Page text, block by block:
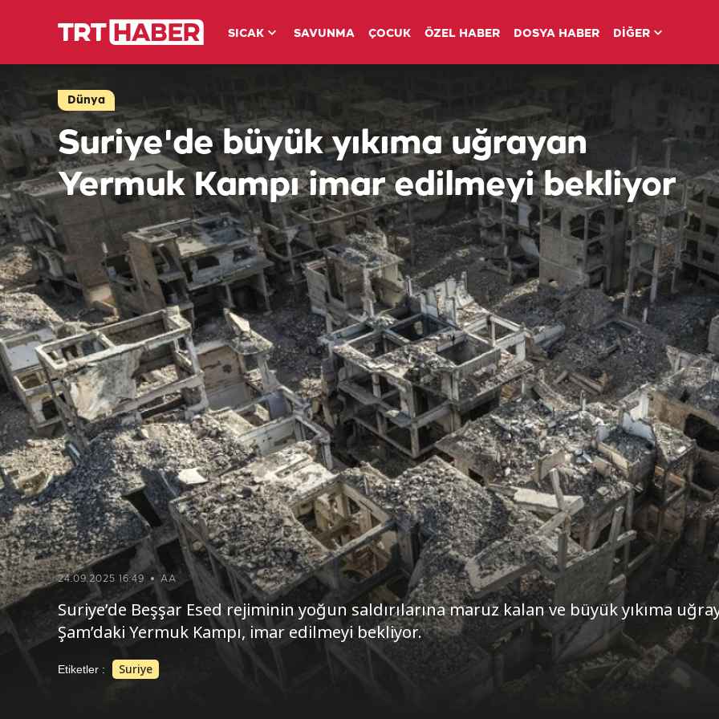
SICAK SAVUNMA ÇOCUK ÖZEL HABER DOSYA HABER DİĞER
Dünya
Suriye'de büyük yıkıma uğrayan
Yermuk Kampı imar edilmeyi bekliyor
24.09.2025 16:49 AA
Suriye’de Beşşar Esed rejiminin yoğun saldırılarına maruz kalan ve büyük yıkıma
Şam’daki Yermuk Kampı, imar edilmeyi bekliyor.
Etiketler : Suriye